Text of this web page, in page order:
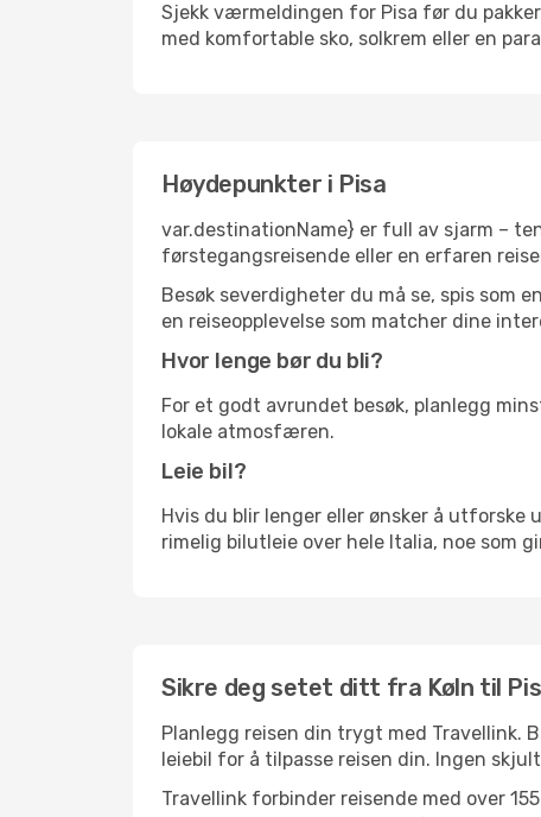
Sjekk værmeldingen for Pisa før du
med komfortable sko, solkrem eller en
Høydepunkter i Pisa
var.destinationName} er full av sjarm –
førstegangsreisende eller en erfaren
Besøk severdigheter du må se, spis som
en reiseopplevelse som matcher dine
Hvor lenge bør du bli?
For et godt avrundet besøk, planlegg
lokale atmosfæren.
Leie bil?
Hvis du blir lenger eller ønsker å utforske
rimelig bilutleie over hele Italia, noe som
Sikre deg setet ditt fra Køln til
Planlegg reisen din trygt med Travellink.
leiebil for å tilpasse reisen din. Ingen
Travellink forbinder reisende med over